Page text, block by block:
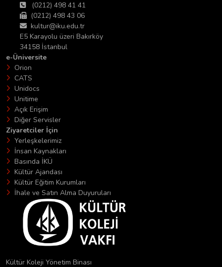
(0212) 498 41 41
(0212) 498 43 06
kultur@iku.edu.tr
E5 Karayolu üzeri Bakırköy
34158 İstanbul
e-Üniversite
Orion
CATS
Unidocs
Unitime
Açık Erişim
Diğer Servisler
Ziyaretciler İçin
Yerleşkelerimiz
İnsan Kaynakları
Basında İKÜ
Kültür Ajandası
Kültür Eğitim Kurumları
İhale ve Satın Alma Duyuruları
Kültür Koleji Yönetim Binası